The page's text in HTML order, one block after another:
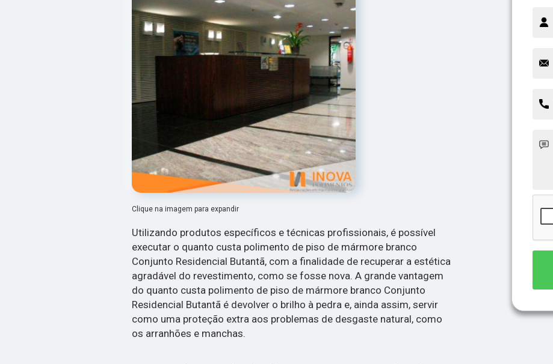
Clique na imagem para expandir
Utilizando produtos específicos e técnicas profissionais, é possível
executar o quanto custa polimento de piso de mármore branco
Conjunto Residencial Butantã, com a finalidade de recuperar a estética
agradável do revestimento, como se fosse nova. A grande vantagem
do quanto custa polimento de piso de mármore branco Conjunto
Residencial Butantã é devolver o brilho à pedra e, ainda assim, servir
como uma proteção extra aos problemas de desgaste natural, como
os arranhões e manchas.